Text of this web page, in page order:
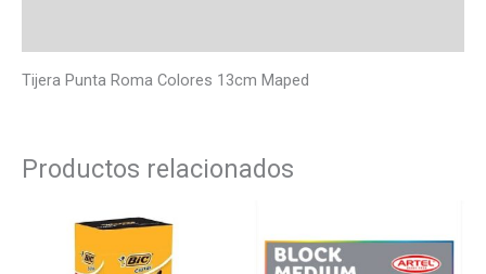
Tijera Punta Roma Colores 13cm Maped
Productos relacionados